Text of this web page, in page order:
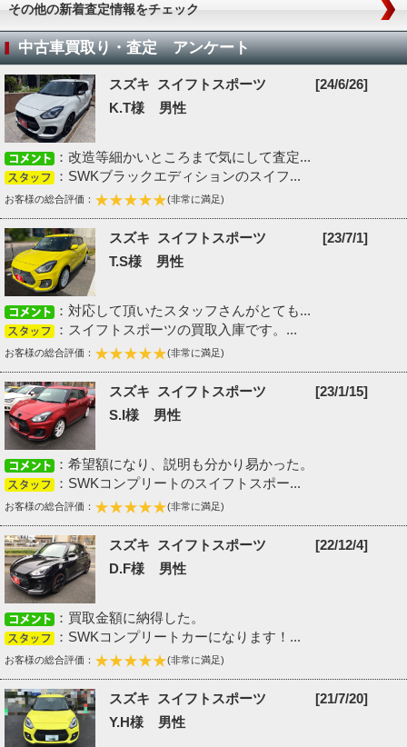
その他の新着査定情報をチェック
中古車買取り・査定 アンケート
スズキ スイフトスポーツ
[24/6/26]
K.T様 男性
：改造等細かいところまで気にして査定...
：SWKブラックエディションのスイフ...
お客様の総合評価： (非常に満足)
スズキ スイフトスポーツ
[23/7/1]
T.S様 男性
：対応して頂いたスタッフさんがとても...
：スイフトスポーツの買取入庫です。...
お客様の総合評価： (非常に満足)
スズキ スイフトスポーツ
[23/1/15]
S.I様 男性
：希望額になり、説明も分かり易かった。
：SWKコンプリートのスイフトスポー...
お客様の総合評価： (非常に満足)
スズキ スイフトスポーツ
[22/12/4]
D.F様 男性
：買取金額に納得した。
：SWKコンプリートカーになります！...
お客様の総合評価： (非常に満足)
スズキ スイフトスポーツ
[21/7/20]
Y.H様 男性